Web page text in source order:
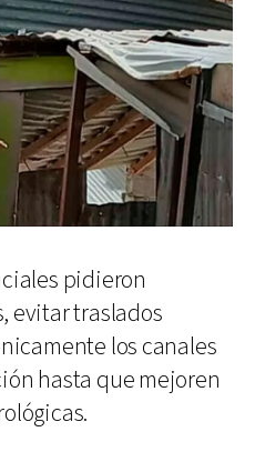
pidieron
evitar traslados
los canales
hasta que mejoren